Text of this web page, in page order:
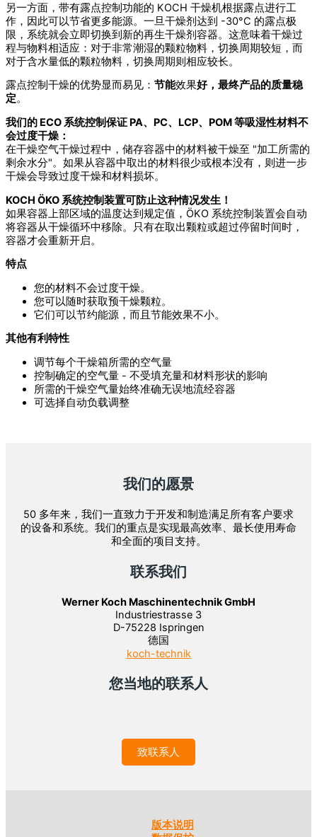
另一方面，带有露点控制功能的 KOCH 干燥机根据露点进行工
作，因此可以节省更多能源。一旦干燥剂达到 -30°C 的露点极
限，系统就会立即切换到新的再生干燥剂容器。这意味着干燥过
程与物料相适应：对于非常潮湿的颗粒物料，切换周期较短，而
对于含水量低的颗粒物料，切换周期则相应较长。
露点控制干燥的优势显而易见： 节能效果好，最终产品的质量稳
定。
我们的 ECO 系统控制保证 PA、PC、LCP、POM 等吸湿性材料不
会过度干燥：
在干燥空气干燥过程中，储存容器中的材料被干燥至 "加工所需的
剩余水分"。如果从容器中取出的材料很少或根本没有，则进一步
干燥会导致过度干燥和材料损坏。
KOCH ÖKO 系统控制装置可防止这种情况发生！
如果容器上部区域的温度达到规定值，ÖKO 系统控制装置会自动
将容器从干燥循环中移除。只有在取出颗粒或超过停留时间时，
容器才会重新开启。
特点
您的材料不会过度干燥。
您可以随时获取预干燥颗粒。
它们可以节约能源，而且节能效果不小。
其他有利特性
调节每个干燥箱所需的空气量
控制确定的空气量 - 不受填充量和材料形状的影响
所需的干燥空气量始终准确无误地流经容器
可选择自动负载调整
我们的愿景
50 多年来，我们一直致力于开发和制造满足所有客户要求
的设备和系统。我们的重点是实现最高效率、最长使用寿命
和全面的项目支持。
联系我们
Werner Koch Maschinentechnik GmbH
Industriestrasse 3
D-75228 Ispringen
德国
koch-technik
您当地的联系人
致联系人
版本说明